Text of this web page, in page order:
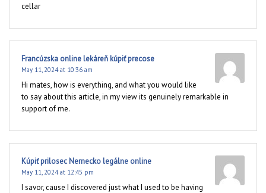
cellar
Francúzska online lekáreň kúpiť precose
May 11, 2024 at 10:36 am
Hi mates, how is everything, and what you would like
to say about this article, in my view its genuinely remarkable in
support of me.
Kúpiť prilosec Nemecko legálne online
May 11, 2024 at 12:45 pm
I savor, cause I discovered just what I used to be having